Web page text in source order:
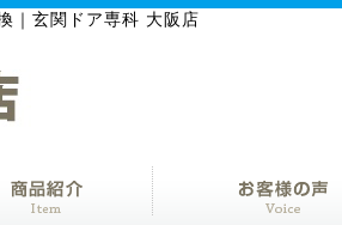
｜玄関ドア専科 大阪店